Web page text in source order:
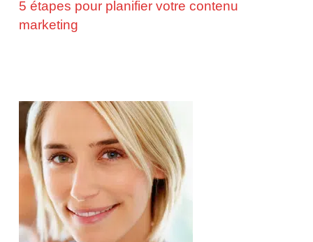
5 étapes pour planifier votre contenu
marketing